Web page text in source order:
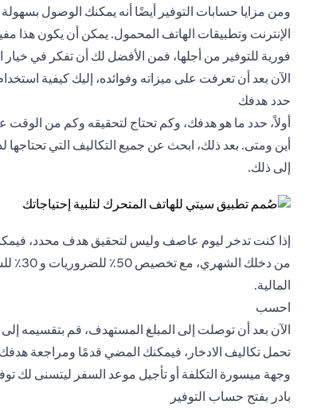
ومن مزايا حسابات التوفير أيضًا أنه يمكنك الوصول
الإنترنت وتطبيقات الهاتف المحمول. يمكن أن يكون هذا
فورية للتوفير من أجلها، فمن الأفضل لك أن تفكر في خيار
الآن بعد أن تعرفت على ميزاته وفوائده، إليك كيفية
حدد هدفك
أولاً، حدد ما هو هدفك، وكم تحتاج لتحقيقه وكم من الوقت
أين ومتى. بعد ذلك، ابحث عن جميع التكاليف التي تحتاجها
إلى ذلك.
من
المالية.
احسب
الآن بعد أن توصلت إلى المبلغ المستهدف، قم بتقسيمه
تحمل تكاليف الادخار، فيمكنك المضي قدمًا ومراجعة
وجهة ميسورة التكلفة أو تأجيل موعد السفر ليتسنى لك
بادر بفتح حساب التوفير